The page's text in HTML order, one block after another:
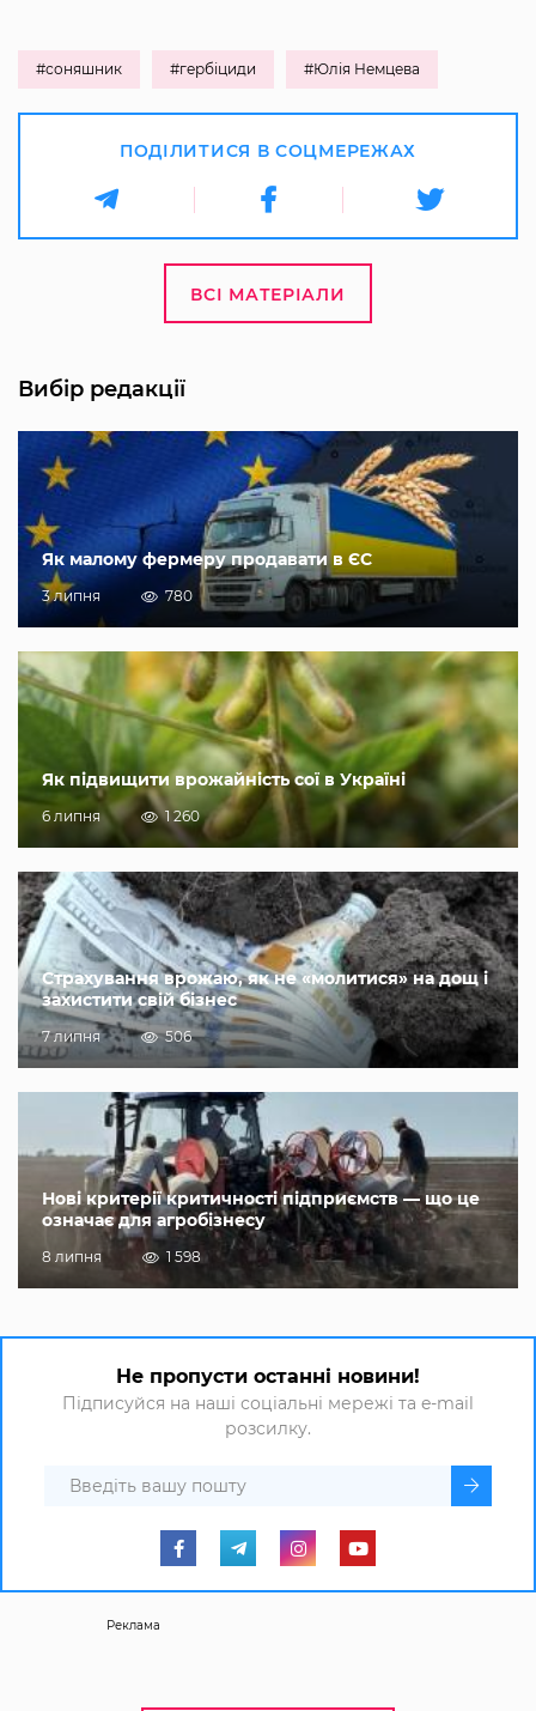
#соняшник #гербіциди #Юлія Немцева
ПОДІЛИТИСЯ В СОЦМЕРЕЖАХ
ВСІ МАТЕРІАЛИ
Вибір редакції
Як малому фермеру продавати в ЄС
3 липня 780
Як підвищити врожайність сої в Україні
6 липня 1 260
Страхування врожаю, як не «молитися» на дощ і
захистити свій бізнес
7 липня 506
Нові критерії критичності підприємств — що це
означає для агробізнесу
8 липня 1 598
Не пропусти останні новини!
Підписуйся на наші соціальні мережі та e-mail
розсилку.
Реклама